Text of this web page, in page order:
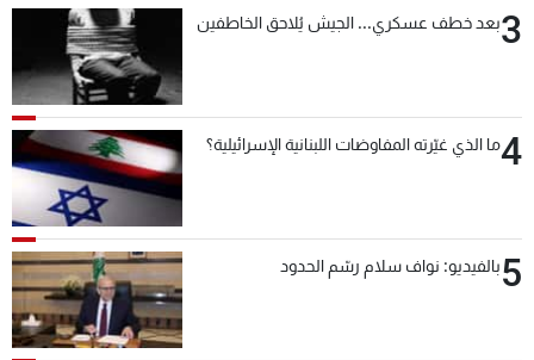
3بعد خطف عسكري... الجيش يُلاحق الخاطفين
4ما الذي غيّرته المفاوضات اللبنانية الإسرائيلية؟
5بالفيديو: نواف سلام رسّم الحدود